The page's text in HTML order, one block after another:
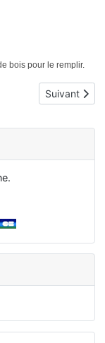
bois pour le remplir.
Article
Suivant